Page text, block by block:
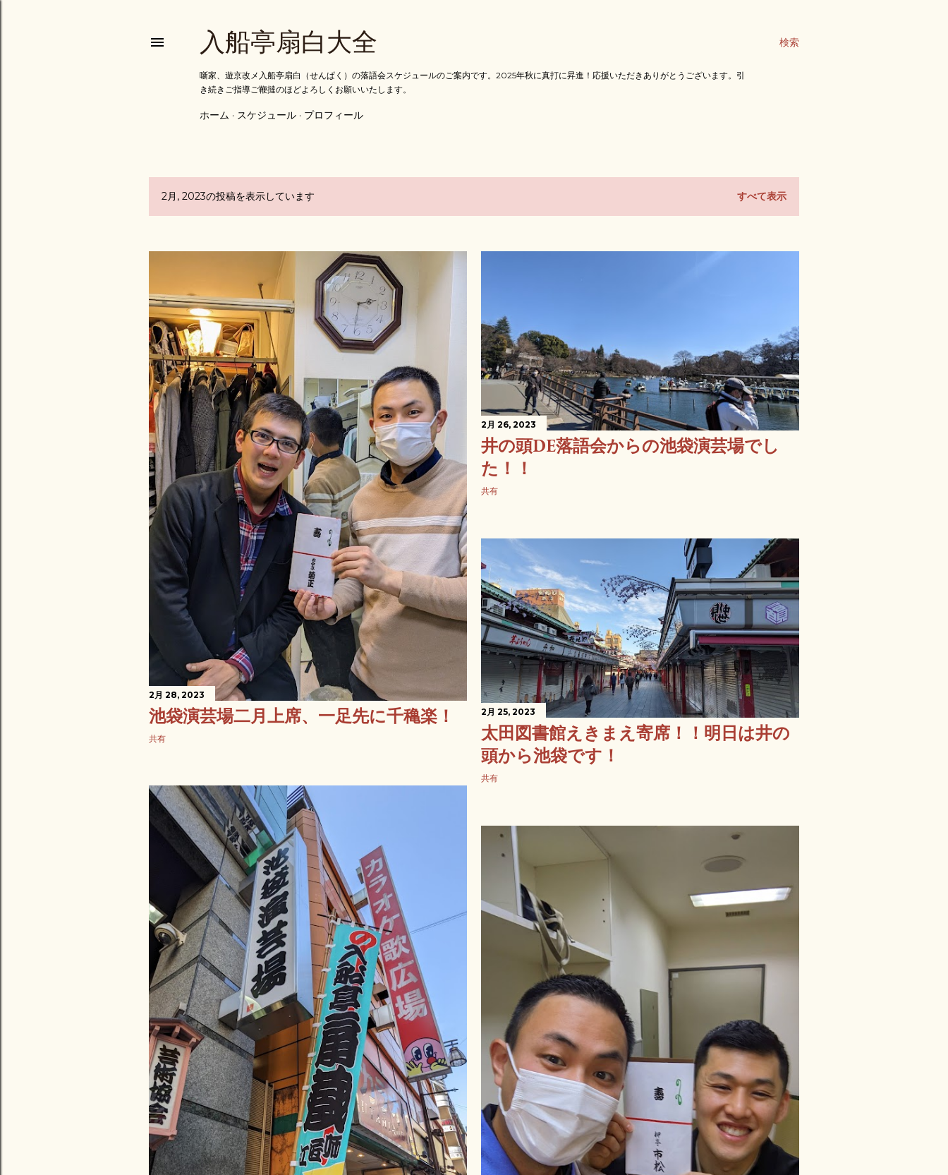
検索
入船亭扇白大全
噺家、遊京改メ入船亭扇白（せんぱく）の落語会スケジュールのご案内です。2025年秋に真打に昇進！応援いただきありがとうございます。引
き続きご指導ご鞭撻のほどよろしくお願いいたします。
ホーム スケジュール プロフィール
投2月, 2023の投稿を表示しています すべて表示
2月 28, 2023
池袋演芸場二月上席、一足先に千穐楽！
共有
2月 26, 2023
井の頭DE落語会からの池袋演芸場でし
た！！
共有
2月 25, 2023
太田図書館えきまえ寄席！！明日は井の
頭から池袋です！
共有